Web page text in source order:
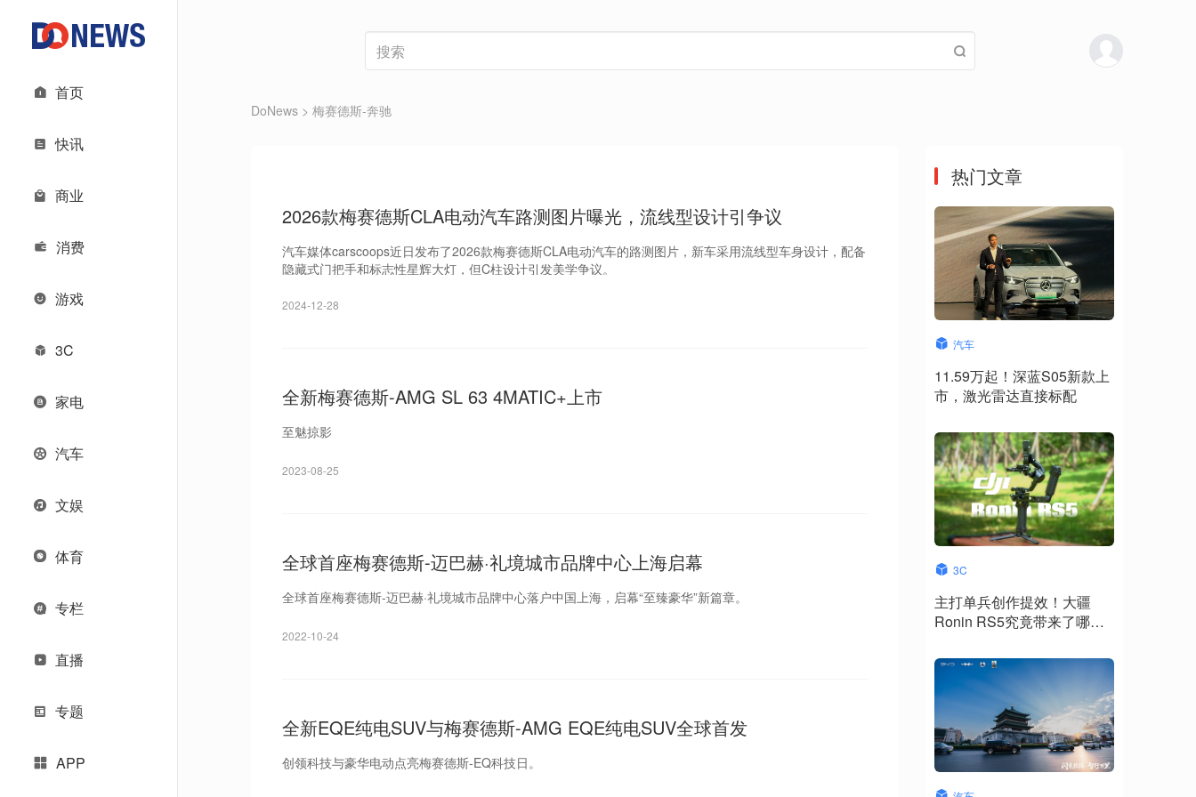
首页
快讯
商业
消费
游戏
3C
家电
汽车
文娱
体育
专栏
直播
专题
APP
DoNews > 梅赛德斯-奔驰
2026款梅赛德斯CLA电动汽车路测图片曝光，流线型设计引争议
汽车媒体carscoops近日发布了2026款梅赛德斯CLA电动汽车的路测图片，新车采用流线型车身设计，配备
隐藏式门把手和标志性星辉大灯，但C柱设计引发美学争议。
2024-12-28
全新梅赛德斯-AMG SL 63 4MATIC+上市
至魅掠影
2023-08-25
全球首座梅赛德斯-迈巴赫·礼境城市品牌中心上海启幕
全球首座梅赛德斯-迈巴赫·礼境城市品牌中心落户中国上海，启幕“至臻豪华”新篇章。
2022-10-24
全新EQE纯电SUV与梅赛德斯-AMG EQE纯电SUV全球首发
创领科技与豪华电动点亮梅赛德斯-EQ科技日。
热门文章
汽车
11.59万起！深蓝S05新款上
市，激光雷达直接标配
3C
主打单兵创作提效！大疆
Ronin RS5究竟带来了哪些